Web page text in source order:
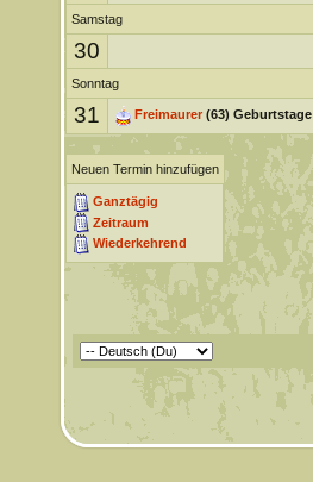
Samstag
30
Sonntag
31 Freimaurer(63) Geburtstage
Neuen Termin hinzufügen
Ganztägig
Zeitraum
Wiederkehrend